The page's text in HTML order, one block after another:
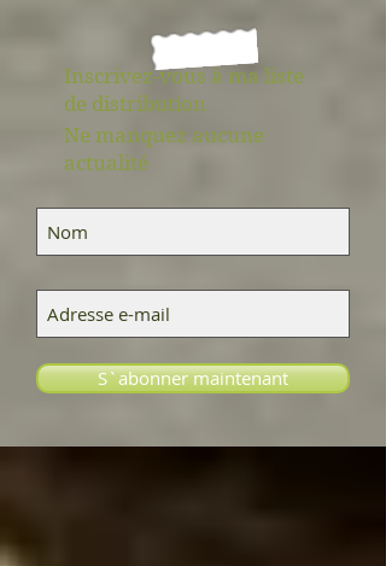
Inscrivez-vous à ma liste
de distribution
Ne manquez aucune
actualité
S`abonner maintenant